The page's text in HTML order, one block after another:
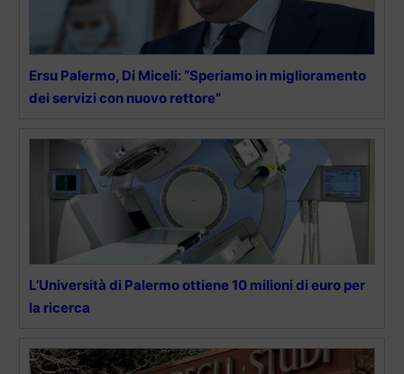
Ersu Palermo, Di Miceli: “Speriamo in miglioramento
dei servizi con nuovo rettore”
L’Università di Palermo ottiene 10 milioni di euro per
la ricerca